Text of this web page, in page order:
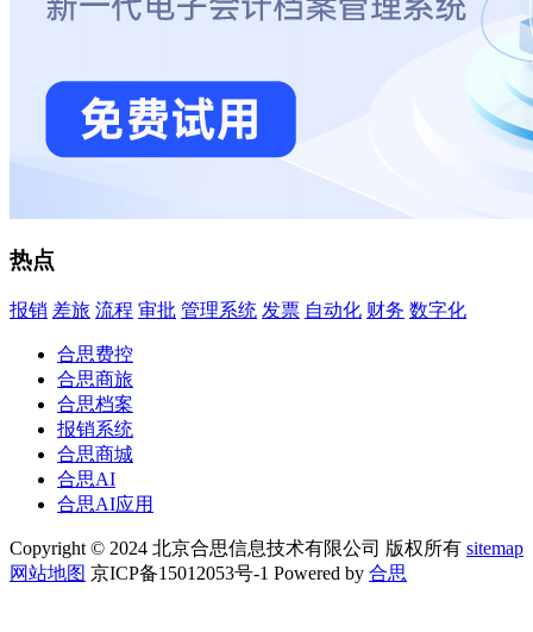
热点
报销 差旅 流程 审批 管理系统 发票 自动化 财务 数字化
合思费控
合思商旅
合思档案
报销系统
合思商城
合思AI
合思AI应用
Copyright © 2024 北京合思信息技术有限公司 版权所有 sitemap
网站地图 京ICP备15012053号-1 Powered by 合思